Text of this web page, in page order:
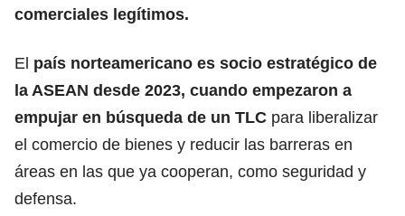
comerciales legítimos.
El país norteamericano es socio estratégico de
la ASEAN desde 2023, cuando empezaron a
empujar en búsqueda de un TLC para liberalizar
el comercio de bienes y reducir las barreras en
áreas en las que ya cooperan, como seguridad y
defensa.